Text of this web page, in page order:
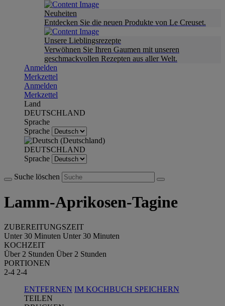
Neuheiten
Entdecken Sie die neuen Produkte von Le Creuset.
Unsere Lieblingsrezepte
Verwöhnen Sie Ihren Gaumen mit unseren
geschmackvollen Rezepten aus aller Welt.
Anmelden
Merkzettel
Anmelden
Merkzettel
Land
DEUTSCHLAND
Sprache
Sprache
DEUTSCHLAND
Sprache
Suche löschen
Lamm-Aprikosen-Tagine
ZUBEREITUNGSZEIT
Unter 30 Minuten Unter 30 Minuten
KOCHZEIT
Über 2 Stunden Über 2 Stunden
PORTIONEN
2-4 2-4
ENTFERNEN IM KOCHBUCH SPEICHERN
TEILEN